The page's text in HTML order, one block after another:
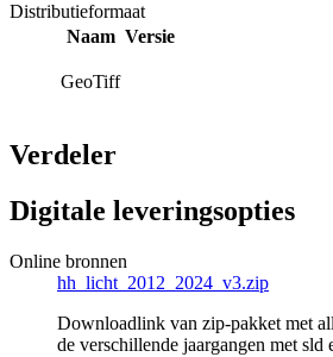
Distributieformaat
Naam Versie
GeoTiff
Verdeler
Digitale leveringsopties
Online bronnen
hh_licht_2012_2024_v3.zip
Downloadlink van zip-pakket met
de verschillende jaargangen met sld